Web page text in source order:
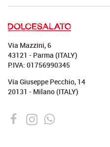
Via Mazzini, 6
43121 - Parma (ITALY)
P.IVA: 01756990345
Via Giuseppe Pecchio, 14
20131 - Milano (ITALY)